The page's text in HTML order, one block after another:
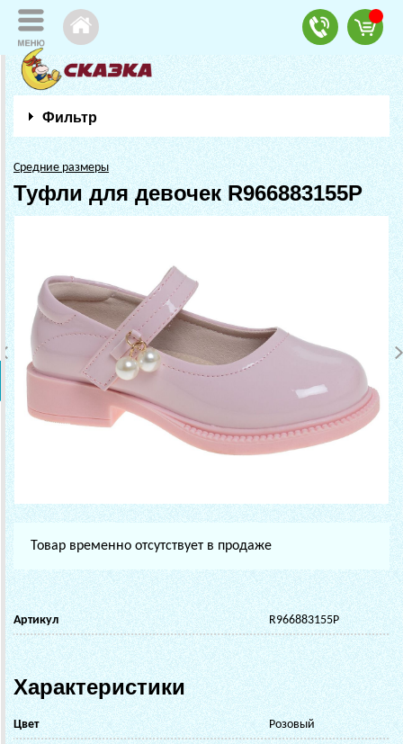
Фильтр
Средние размеры
Туфли для девочек R966883155P
Товар временно отсутствует в продаже
Артикул R966883155P
Характеристики
Цвет Розовый